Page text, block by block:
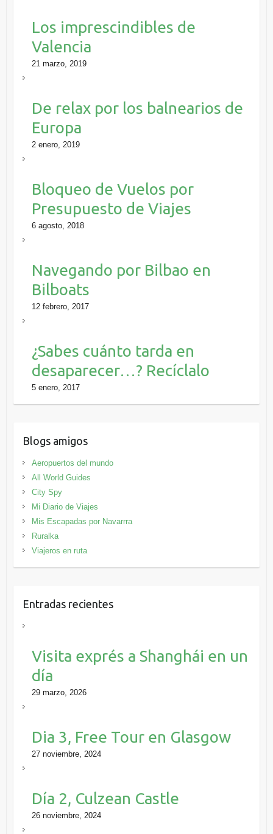
Los imprescindibles de
Valencia
21 marzo, 2019
De relax por los balnearios de
Europa
2 enero, 2019
Bloqueo de Vuelos por
Presupuesto de Viajes
6 agosto, 2018
Navegando por Bilbao en
Bilboats
12 febrero, 2017
¿Sabes cuánto tarda en
desaparecer…? Recíclalo
5 enero, 2017
Blogs amigos
Aeropuertos del mundo
All World Guides
City Spy
Mi Diario de Viajes
Mis Escapadas por Navarrra
Ruralka
Viajeros en ruta
Entradas recientes
Visita exprés a Shanghái en un
día
29 marzo, 2026
Dia 3, Free Tour en Glasgow
27 noviembre, 2024
Día 2, Culzean Castle
26 noviembre, 2024